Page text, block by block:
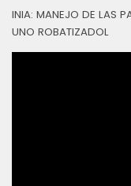
INIA: MANEJO DE LAS
UNO ROBATIZADOL